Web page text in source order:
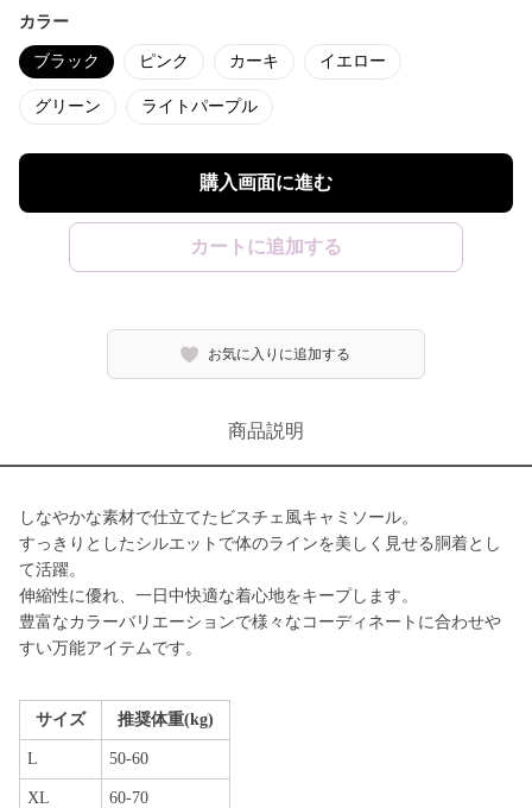
カラー
ブラック ピンク カーキ イエロー
グリーン ライトパープル
購入画面に進む
カートに追加する
お気に入りに追加する
商品説明
しなやかな素材で仕立てたビスチェ風キャミソール。
すっきりとしたシルエットで体のラインを美しく見せる胴着とし
て活躍。
伸縮性に優れ、一日中快適な着心地をキープします。
豊富なカラーバリエーションで様々なコーディネートに合わせや
すい万能アイテムです。
サイズ 推奨体重(kg)
L 50-60
XL 60-70